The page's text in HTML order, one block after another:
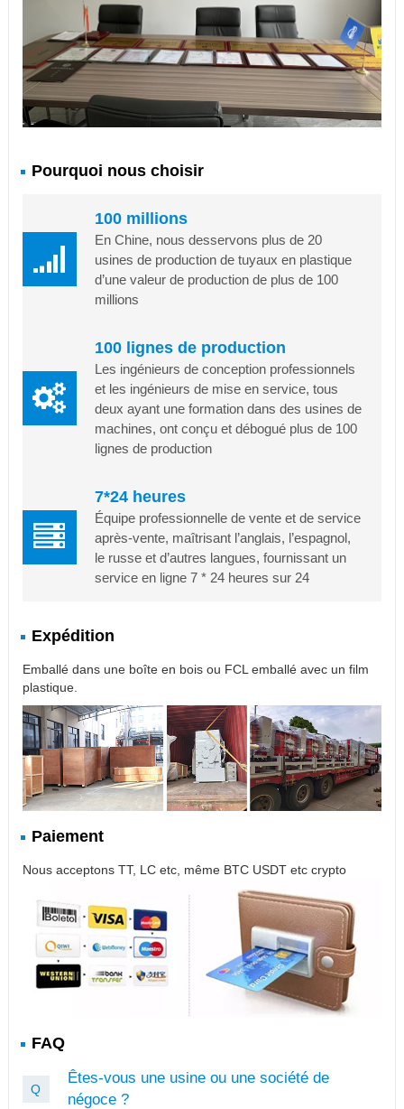
Pourquoi nous choisir
100 millions
En Chine, nous desservons plus de 20
usines de production de tuyaux en plastique
d’une valeur de production de plus de 100
millions
100 lignes de production
Les ingénieurs de conception professionnels
et les ingénieurs de mise en service, tous
deux ayant une formation dans des usines de
machines, ont conçu et débogué plus de 100
lignes de production
7*24 heures
Équipe professionnelle de vente et de service
après-vente, maîtrisant l’anglais, l’espagnol,
le russe et d’autres langues, fournissant un
service en ligne 7 * 24 heures sur 24
Expédition
Emballé dans une boîte en bois ou FCL emballé avec un film
plastique.
Paiement
Nous acceptons TT, LC etc, même BTC USDT etc crypto
FAQ
Q
Êtes-vous une usine ou une société de
négoce ?